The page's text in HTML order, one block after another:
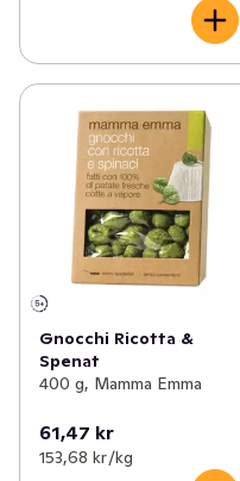
Gnocchi Ricotta &
Spenat
400 g, Mamma Emma
61,47 kr
153,68 kr /kg